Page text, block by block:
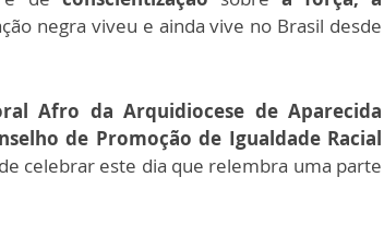
negra viveu e ainda vive no Brasil desde
Afro da Arquidiocese de Aparecida
de Promoção de Igualdade Racial
celebrar este dia que relembra uma parte